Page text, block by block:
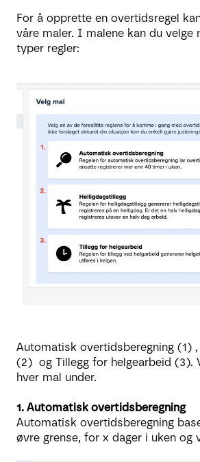
For å opprette en overtidsregel
våre maler. I malene kan du velge
typer regler:
Automatisk overtidsberegning (1)
(2) og Tillegg for helgearbeid (3).
hver mal under.
1. Automatisk overtidsberegning
Automatisk overtidsberegning
øvre grense, for x dager i uken og